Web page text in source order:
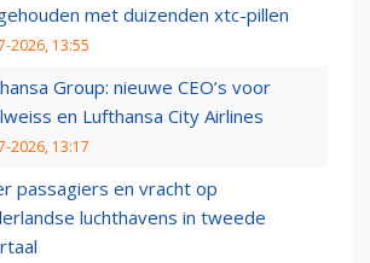
met duizenden xtc-pillen
2026, 13:55
Group: nieuwe CEO’s voor
en Lufthansa City Airlines
2026, 13:17
passagiers en vracht op
luchthavens in tweede